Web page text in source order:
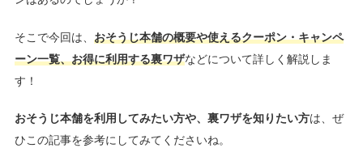
そこで今回は、 おそうじ本舗の概要や使えるクーポン・キャンペ
ーン一覧、お得に利用する裏ワザなどについて詳しく解説しま
す！
おそうじ本舗を利用してみたい方や、裏ワザを知りたい方は、ぜ
ひこの記事を参考にしてみてくださいね。